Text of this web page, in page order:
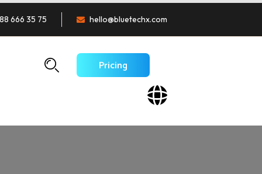
666 35 75 hello@bluetechx.com
Pricing